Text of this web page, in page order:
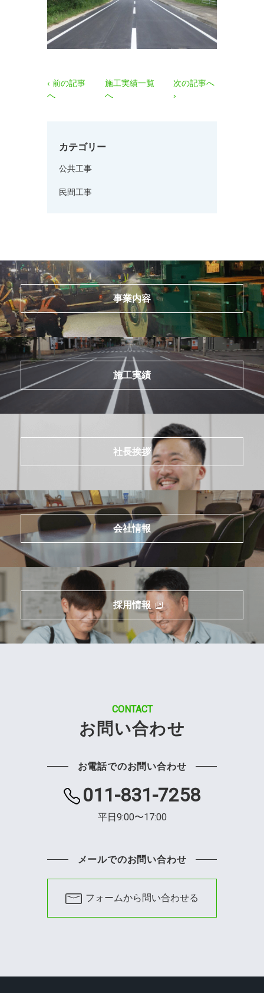
‹ 前の記事
へ
施工実績一覧
へ
次の記事へ
›
カテゴリー
公共工事
民間工事
事業内容
施工実績
社長挨拶
会社情報
採用情報
CONTACT
お問い合わせ
お電話でのお問い合わせ
011-831-7258
平日9:00〜17:00
メールでのお問い合わせ
フォームから問い合わせる